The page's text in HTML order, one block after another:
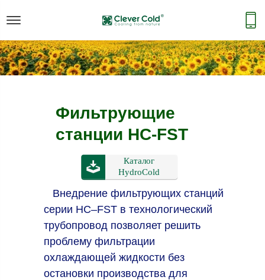
Фильтрующие
станции HC-FST
Внедрение фильтрующих станций
серии HC–FST в технологический
трубопровод позволяет решить
проблему фильтрации
охлаждающей жидкости без
остановки производства для